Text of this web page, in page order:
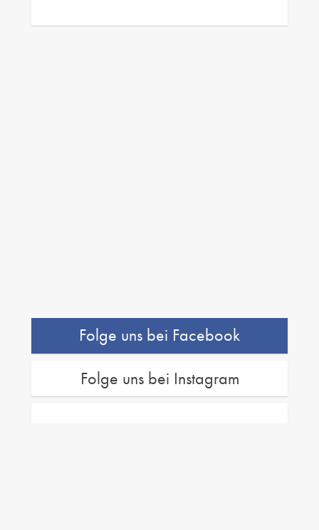
Folge uns bei Facebook
Folge uns bei Instagram